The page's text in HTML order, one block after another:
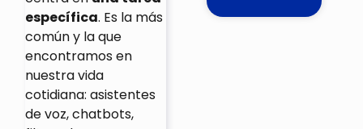
específica. Es la más
común y la que
encontramos en
nuestra vida
cotidiana: asistentes
de voz, chatbots,